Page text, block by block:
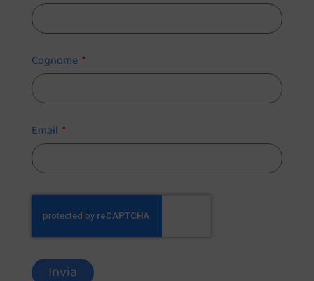
Cognome
Email
Invia